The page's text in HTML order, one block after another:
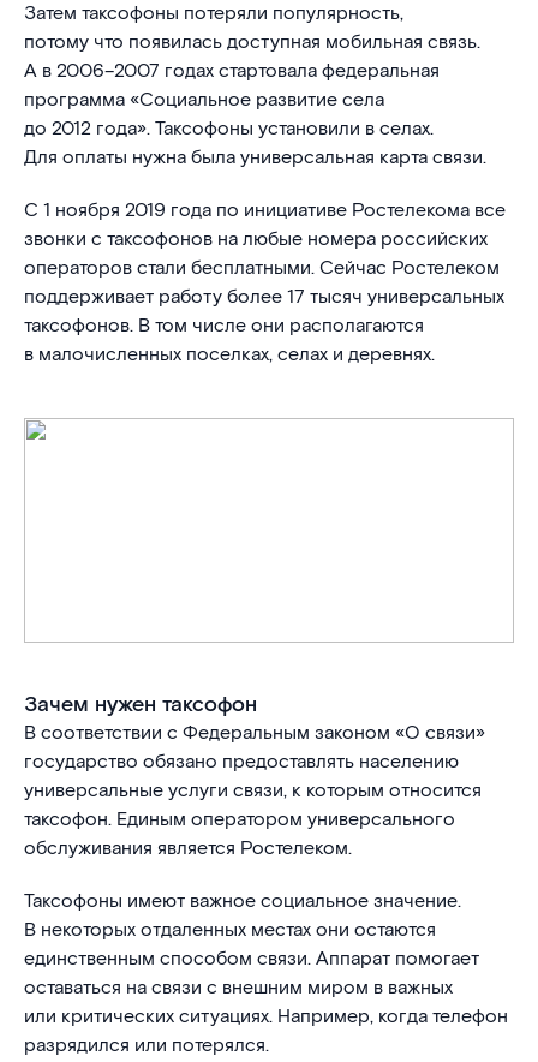
Затем таксофоны потеряли популярность,
потому что появилась доступная мобильная связь.
А в 2006–2007 годах стартовала федеральная
программа «Социальное развитие села
до 2012 года». Таксофоны установили в селах.
Для оплаты нужна была универсальная карта связи.
С 1 ноября 2019 года по инициативе Ростелекома все
звонки с таксофонов на любые номера российских
операторов стали бесплатными. Сейчас Ростелеком
поддерживает работу более 17 тысяч универсальных
таксофонов. В том числе они располагаются
в малочисленных поселках, селах и деревнях.
Зачем нужен таксофон
В соответствии с Федеральным законом «О связи»
государство обязано предоставлять населению
универсальные услуги связи, к которым относится
таксофон. Единым оператором универсального
обслуживания является Ростелеком.
Таксофоны имеют важное социальное значение.
В некоторых отдаленных местах они остаются
единственным способом связи. Аппарат помогает
оставаться на связи с внешним миром в важных
или критических ситуациях. Например, когда телефон
разрядился или потерялся.